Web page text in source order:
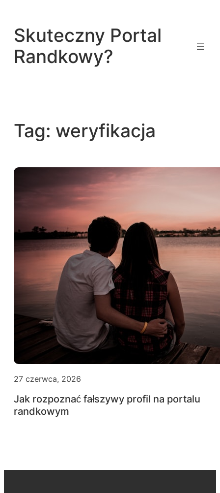
treści
Skuteczny Portal
Randkowy?
Tag: weryfikacja
27 czerwca, 2026
Jak rozpoznać fałszywy profil na portalu
randkowym